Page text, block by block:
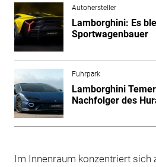
Autohersteller
Lamborghini: Es
Sportwagenbauer
Fuhrpark
Lamborghini
Nachfolger des
Im Innenraum konzentriert sich